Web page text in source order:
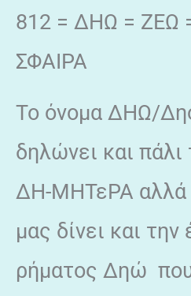
812 = ΔΗΩ = ΖΕΩ
ΣΦΑΙΡΑ
Το όνομα ΔΗΩ/
δηλώνει και πάλι
ΔΗ-ΜΗΤεΡΑ αλλά
μας δίνει και την
ρήματος Δηώ που